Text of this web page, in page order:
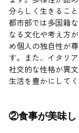
分らしく生きるこ
都市部では多国籍
なる文化や考え方
め個人の独自性が
す。また、イタリ
社交的な性格が異
生活を豊かにして
②食事が美味し